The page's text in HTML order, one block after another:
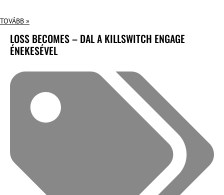
TOVÁBB »
LOSS BECOMES – DAL A KILLSWITCH ENGAGE
ÉNEKESÉVEL